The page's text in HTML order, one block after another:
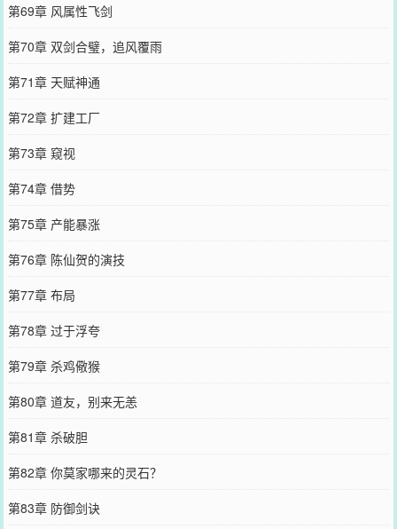
第69章 风属性飞剑
第70章 双剑合璧，追风覆雨
第71章 天赋神通
第72章 扩建工厂
第73章 窥视
第74章 借势
第75章 产能暴涨
第76章 陈仙贺的演技
第77章 布局
第78章 过于浮夸
第79章 杀鸡儆猴
第80章 道友，别来无恙
第81章 杀破胆
第82章 你莫家哪来的灵石？
第83章 防御剑诀